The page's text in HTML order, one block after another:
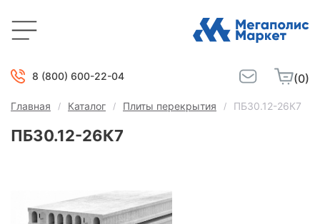
8 (800) 600-22-04 (0)
Главная Каталог Плиты перекрытия ПБ30.12-26К7
ПБ30.12-26К7